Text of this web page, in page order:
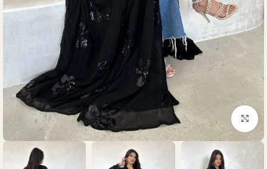
Click to enlarge